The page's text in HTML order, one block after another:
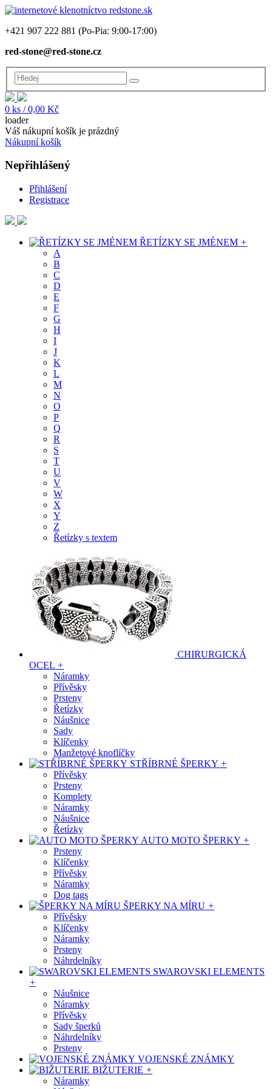
+421 907 222 881 (Po-Pia: 9:00-17:00)
red-stone@red-stone.cz
0 ks / 0,00 Kč
loader
Váš nákupní košík je prázdný
Nákupní košík
Nepřihlášený
Přihlášení
Registrace
ŘETÍZKY SE JMÉNEM +
A
B
C
D
E
F
G
H
I
J
K
L
M
N
O
P
Q
R
S
T
U
V
W
X
Y
Z
Řetízky s textem
CHIRURGICKÁ
OCEL +
Náramky
Přívěsky
Prsteny
Řetízky
Náušnice
Sady
Klíčenky
Manžetové knoflíčky
STŘÍBRNÉ ŠPERKY +
Přívěsky
Prsteny
Komplety
Náramky
Náušnice
Řetízky
AUTO MOTO ŠPERKY +
Prsteny
Klíčenky
Přívěsky
Náramky
Dog tags
ŠPERKY NA MÍRU +
Přívěsky
Klíčenky
Náramky
Prsteny
Náhrdelníky
SWAROVSKI ELEMENTS
+
Náušnice
Náramky
Přívěsky
Sady šperků
Náhrdelníky
Prsteny
VOJENSKÉ ZNÁMKY
BIŽUTERIE +
Náramky